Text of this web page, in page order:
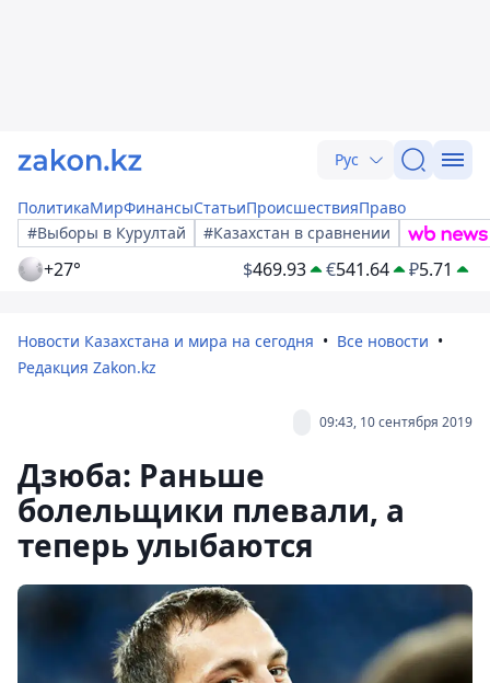
Рус
ПолитикаМирФинансыСтатьиПроисшествияПраво
#Выборы в Курултай
#Казахстан в сравнении
+27° $469.93 €541.64 ₽5.71
Новости Казахстана и мира на сегодня
Все новости
Редакция Zakon.kz
09:43, 10 сентября 2019
Дзюба: Раньше
болельщики плевали, а
теперь улыбаются